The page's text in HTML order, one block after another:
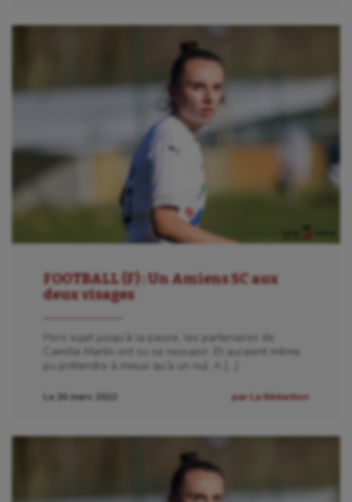
FOOTBALL (F) : Un Amiens SC aux
deux visages
Hors sujet jusqu’à la pause, les partenaires de
Camille Martin ont su se ressaisir. Et auraient même
pu prétendre à mieux qu’à un nul. A […]
Le 30 mars 2022 par La Rédaction